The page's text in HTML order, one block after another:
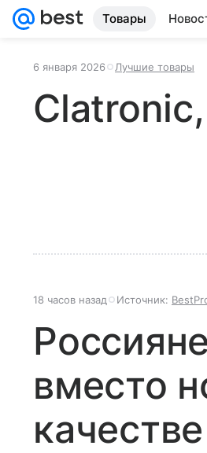
Товары
6 января 2026 Лучшие товары
18 часов назад Источник:
вместо